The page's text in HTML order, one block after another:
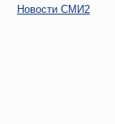
Новости СМИ2